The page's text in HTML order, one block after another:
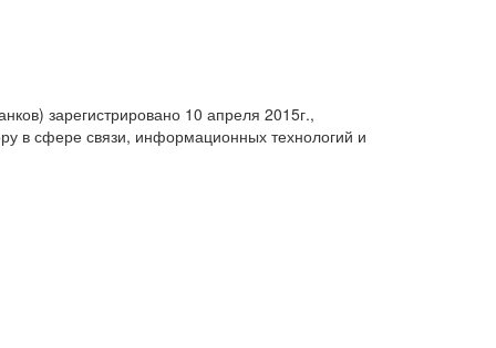
зарегистрировано 10 апреля 2015г.,
в сфере связи, информационных технологий и